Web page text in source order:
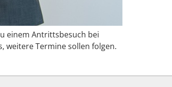
einem Antrittsbesuch bei
weitere Termine sollen folgen.